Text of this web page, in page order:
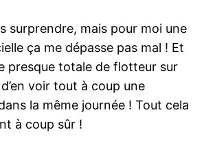
surprendre, mais pour moi une
ça me dépasse pas mal ! Et
presque totale de flotteur sur
voir tout à coup une
la même journée ! Tout cela
à coup sûr !